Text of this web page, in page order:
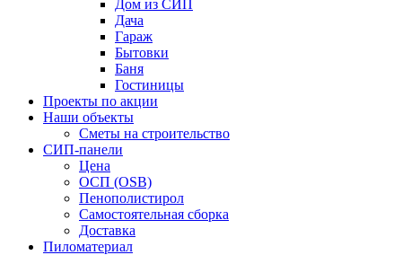
Дом из СИП
Дача
Гараж
Бытовки
Баня
Гостиницы
Проекты по акции
Наши объекты
Сметы на строительство
СИП-панели
Цена
ОСП (OSB)
Пенополистирол
Самостоятельная сборка
Доставка
Пиломатериал